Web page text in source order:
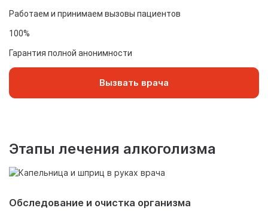
Работаем и принимаем вызовы пациентов
100%
Гарантия полной анонимности
Вызвать врача
Этапы лечения алкоголизма
Обследование и очистка организма